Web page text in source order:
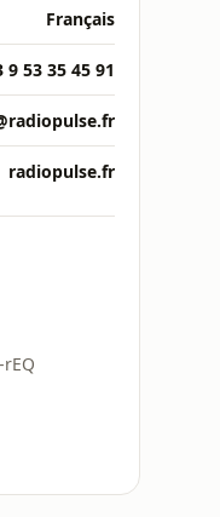
Français
9 53 35 45 91
radiopulse.fr
rEQ